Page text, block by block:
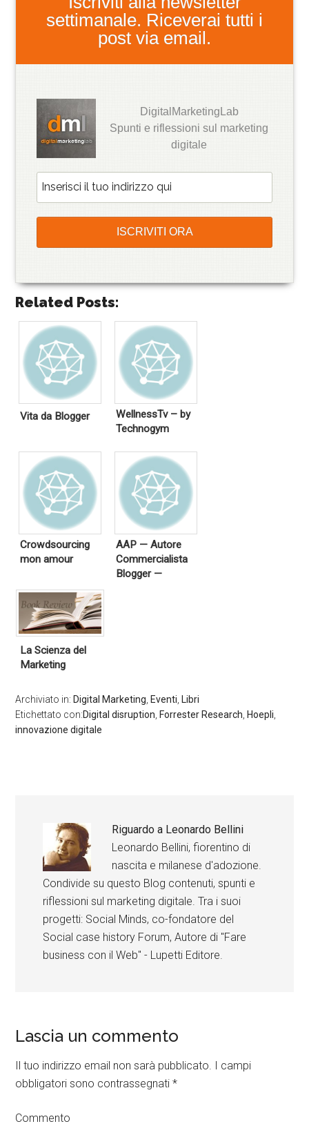
settimanale. Riceverai tutti i
post via email.
DigitalMarketingLab
Spunti e riflessioni sul marketing
digitale
Related Posts:
Vita da Blogger
WellnessTv – by
Technogym
Crowdsourcing
mon amour
AAP — Autore
Commercialista
Blogger —
La Scienza del
Marketing
Archiviato in: Digital Marketing, Eventi, Libri
Etichettato con:Digital disruption, Forrester Research, Hoepli,
innovazione digitale
Riguardo a Leonardo Bellini
Leonardo Bellini, fiorentino di
nascita e milanese d'adozione.
Condivide su questo Blog contenuti, spunti e
riflessioni sul marketing digitale. Tra i suoi
progetti: Social Minds, co-fondatore del
Social case history Forum, Autore di "Fare
business con il Web" - Lupetti Editore.
Lascia un commento
Il tuo indirizzo email non sarà pubblicato. I campi
obbligatori sono contrassegnati*
Commento